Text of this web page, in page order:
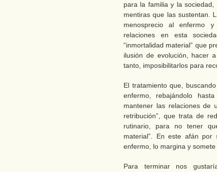
para la familia y la
mentiras que las sustentan.
menosprecio al enfermo
relaciones en esta
“inmortalidad material” que
ilusión de evolución, hacer
tanto, imposibilitarlos para
El tratamiento que,
enfermo, rebajándolo
mantener las relaciones de
retribución”, que trata de
rutinario, para no tener
material”. En este afán por
enfermo, lo margina y
Para terminar nos